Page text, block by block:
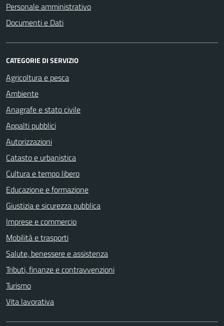
Personale amministrativo
Documenti e Dati
CATEGORIE DI SERVIZIO
Agricoltura e pesca
Ambiente
Anagrafe e stato civile
Appalti pubblici
Autorizzazioni
Catasto e urbanistica
Cultura e tempo libero
Educazione e formazione
Giustizia e sicurezza pubblica
Imprese e commercio
Mobilità e trasporti
Salute, benessere e assistenza
Tributi, finanze e contravvenzioni
Turismo
Vita lavorativa